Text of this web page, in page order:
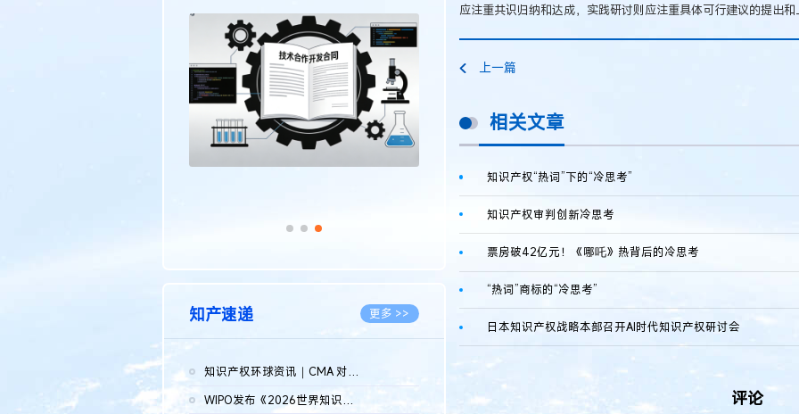
传统文化 更多 >>
知产速递 更多 >>
知识产权环球资讯｜CMA 对微软发起调查；批量搬运二手平台数据构...
WIPO发布《2026世界知识产权报告》 含报告全文
应注重共识归纳和达成，实践研讨则应注重具体可行建议的提出
上一篇
相关文章
知识产权“热词”下的“冷思考”
知识产权审判创新冷思考
票房破42亿元！《哪吒》热背后的冷思考
“热词”商标的“冷思考”
日本知识产权战略本部召开AI时代知识产权研讨会
评论